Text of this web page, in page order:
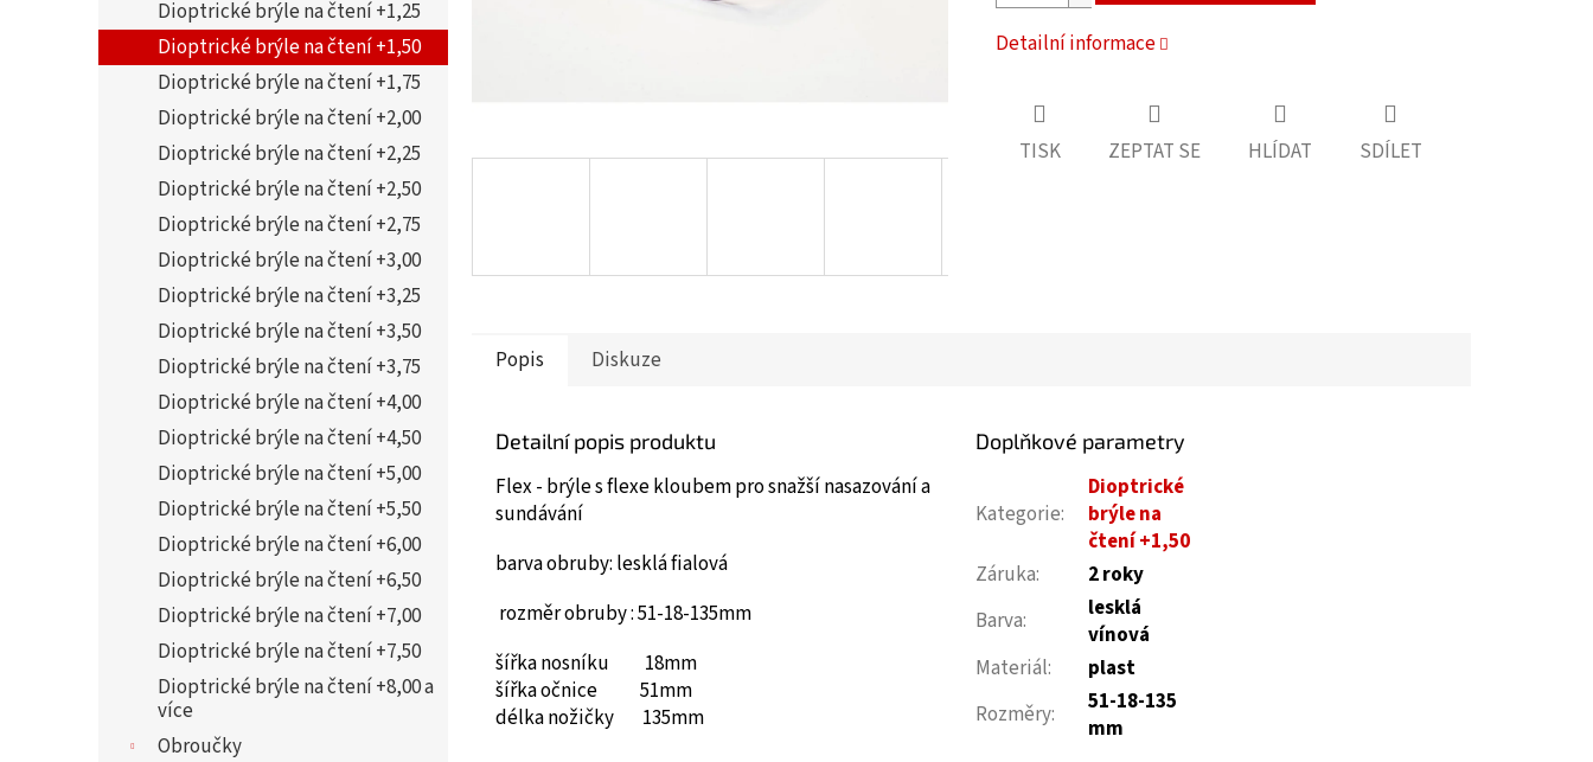
l
Dioptrické brýle na čtení +1,25
Dioptrické brýle na čtení +1,50
Dioptrické brýle na čtení +1,75
Dioptrické brýle na čtení +2,00
Dioptrické brýle na čtení +2,25
Dioptrické brýle na čtení +2,50
Dioptrické brýle na čtení +2,75
Dioptrické brýle na čtení +3,00
Dioptrické brýle na čtení +3,25
Dioptrické brýle na čtení +3,50
Dioptrické brýle na čtení +3,75
Dioptrické brýle na čtení +4,00
Dioptrické brýle na čtení +4,50
Dioptrické brýle na čtení +5,00
Dioptrické brýle na čtení +5,50
Dioptrické brýle na čtení +6,00
Dioptrické brýle na čtení +6,50
Dioptrické brýle na čtení +7,00
Dioptrické brýle na čtení +7,50
Dioptrické brýle na čtení +8,00 a
více
Obroučky
Detailní informace
TISK ZEPTAT SE HLÍDAT SDÍLET
Popis Diskuze
Detailní popis produktu
Flex - brýle s flexe kloubem pro snažší nasazování a
sundávání
barva obruby: lesklá fialová
rozměr obruby : 51-18-135mm
šířka nosníku 18mm
šířka očnice 51mm
délka nožičky 135mm
Doplňkové parametry
Kategorie:
Dioptrické
brýle na
čtení +1,50
Záruka:
2 roky
Barva:
lesklá
vínová
Materiál:
plast
Rozměry:
51-18-135
mm